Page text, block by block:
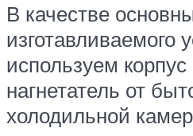
В качестве
изготавливаемого
используем
нагнетатель от
холодильной